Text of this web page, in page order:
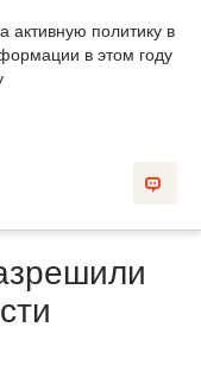
активную политику в
в этом году